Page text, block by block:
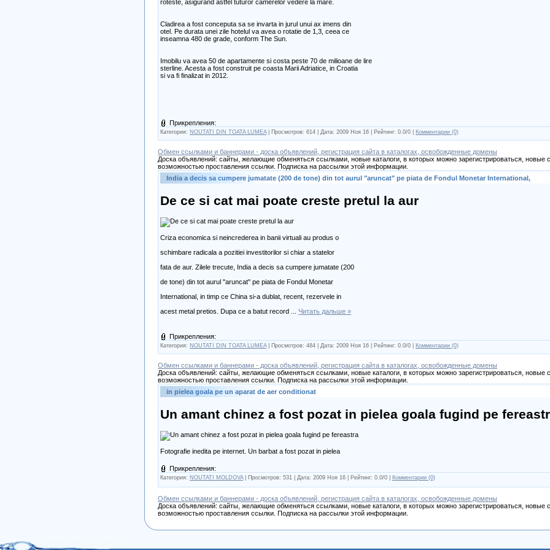
roteste, asigurand astfel tuturor camerelor vedere la mare.
Cladirea a fost conceputa sa se invarta in jurul unui ax imens din
otel. Pe durata unei zile hotelul va avea o rotatie de 1,3, ceea ce
inseamna 480 de grade, conform The Sun.
Imobilu va avea 50 de apartamente si costa peste 70 de milioane de lire
sterline. Acesta a fost construit pe coasta Marii Adriatice, in Croatia
si va fi finalizat in 2012.
Прикрепления:
Категория: NOUTATI DIN TOATA LUMEA| Просмотров: 614 | Дата: 2009 Ноя 16 | Рейтинг: 0.0/0 | Комментарии (0)
Обмен ссылками и баннерами - доска объявлений, регистрация сайта в каталогах, освобожденные домены
Доска объявлений: сайты, желающие обменяться ссылками, новые каталоги, в которых можно зарегистрироваться, новые
возможностью проставления ссылки. Подписка на рассылки этой информации.
India a decis sa cumpere jumatate (200 de tone) din tot aurul "aruncat" pe piata de Fondul Monetar International,
De ce si cat mai poate creste pretul la aur
Criza economica si neincrederea in banii virtuali au produs o
schimbare radicala a pozitiei investitorilor si chiar a statelor
fata de aur. Zilele trecute, India a decis sa cumpere jumatate (200
de tone) din tot aurul "aruncat" pe piata de Fondul Monetar
International, in timp ce China si-a dublat, recent, rezervele in
acest metal pretios. Dupa ce a batut record
Читать дальше »
Прикрепления:
Категория: NOUTATI DIN TOATA LUMEA| Просмотров: 484 | Дата: 2009 Ноя 16 | Рейтинг: 0.0/0 | Комментарии (0)
Обмен ссылками и баннерами - доска объявлений, регистрация сайта в каталогах, освобожденные домены
Доска объявлений: сайты, желающие обменяться ссылками, новые каталоги, в которых можно зарегистрироваться, новые
возможностью проставления ссылки. Подписка на рассылки этой информации.
in pielea goala pe un aparat de aer conditionat
Un amant chinez a fost pozat in pielea goala fugind pe
Fotografie inedita pe internet. Un barbat a fost pozat in pielea
Прикрепления:
Категория: NOUTATI MOLDOVA| Просмотров: 531 | Дата: 2009 Ноя 16 | Рейтинг: 0.0/0 | Комментарии (0)
Обмен ссылками и баннерами - доска объявлений, регистрация сайта в каталогах, освобожденные домены
Доска объявлений: сайты, желающие обменяться ссылками, новые каталоги, в которых можно зарегистрироваться, новые
возможностью проставления ссылки. Подписка на рассылки этой информации.